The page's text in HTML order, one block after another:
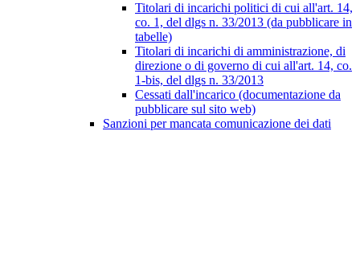
Titolari di incarichi politici di cui all'art. 14,
co. 1, del dlgs n. 33/2013 (da pubblicare in
tabelle)
Titolari di incarichi di amministrazione, di
direzione o di governo di cui all'art. 14, co.
1-bis, del dlgs n. 33/2013
Cessati dall'incarico (documentazione da
pubblicare sul sito web)
Sanzioni per mancata comunicazione dei dati